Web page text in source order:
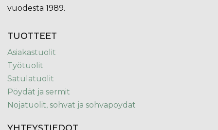
vuodesta 1989.
TUOTTEET
Asiakastuolit
Työtuolit
Satulatuolit
Pöydät ja sermit
Nojatuolit, sohvat ja sohvapöydät
YHTEYSTIEDOT